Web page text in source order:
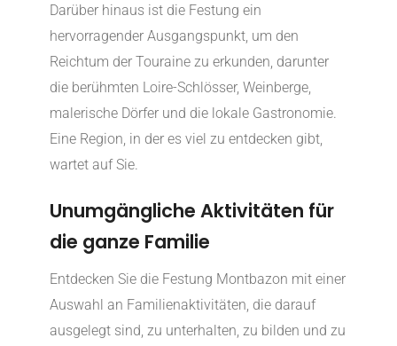
Darüber hinaus ist die Festung ein
hervorragender Ausgangspunkt, um den
Reichtum der Touraine zu erkunden, darunter
die berühmten Loire-Schlösser, Weinberge,
malerische Dörfer und die lokale Gastronomie.
Eine Region, in der es viel zu entdecken gibt,
wartet auf Sie.
Unumgängliche Aktivitäten für
die ganze Familie
Entdecken Sie die Festung Montbazon mit einer
Auswahl an Familienaktivitäten, die darauf
ausgelegt sind, zu unterhalten, zu bilden und zu